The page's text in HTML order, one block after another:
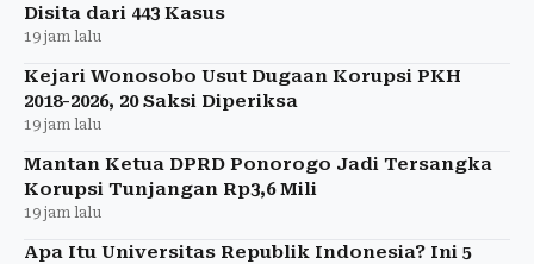
Disita dari 443 Kasus
19 jam lalu
Kejari Wonosobo Usut Dugaan Korupsi PKH
2018-2026, 20 Saksi Diperiksa
19 jam lalu
Mantan Ketua DPRD Ponorogo Jadi Tersangka
Korupsi Tunjangan Rp3,6 Mili
19 jam lalu
Apa Itu Universitas Republik Indonesia? Ini 5